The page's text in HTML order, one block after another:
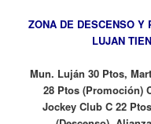
ZONA DE DESCENSO Y
LUJAN
Mun. Luján 30 Ptos,
28 Ptos (Promoción)
Jockey Club C 22